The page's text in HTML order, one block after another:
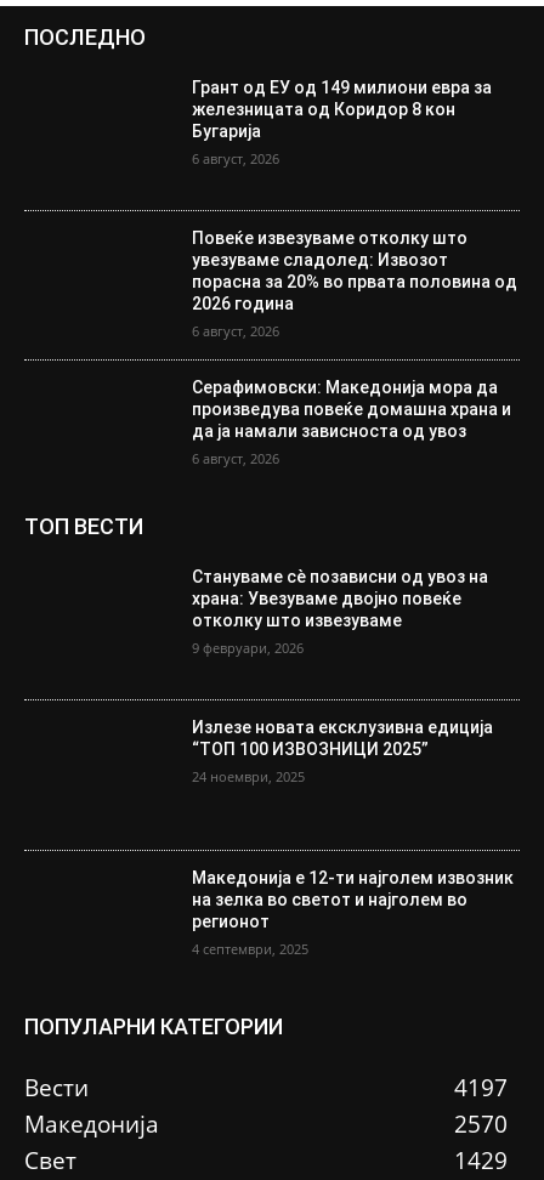
ПОСЛЕДНО
Грант од ЕУ од 149 милиони евра за
железницата од Коридор 8 кон
Бугарија
6 август, 2026
Повеќе извезуваме отколку што
увезуваме сладолед: Извозот
порасна за 20% во првата половина од
2026 година
6 август, 2026
Серафимовски: Македонија мора да
произведува повеќе домашна храна и
да ја намали зависноста од увоз
6 август, 2026
ТОП ВЕСТИ
Стануваме сè позависни од увоз на
храна: Увезуваме двојно повеќе
отколку што извезуваме
9 февруари, 2026
Излезе новата ексклузивна едиција
“ТОП 100 ИЗВОЗНИЦИ 2025”
24 ноември, 2025
Македонија е 12-ти најголем извозник
на зелка во светот и најголем во
регионот
4 септември, 2025
ПОПУЛАРНИ КАТЕГОРИИ
Вести
4197
Македонија
2570
Свет
1429